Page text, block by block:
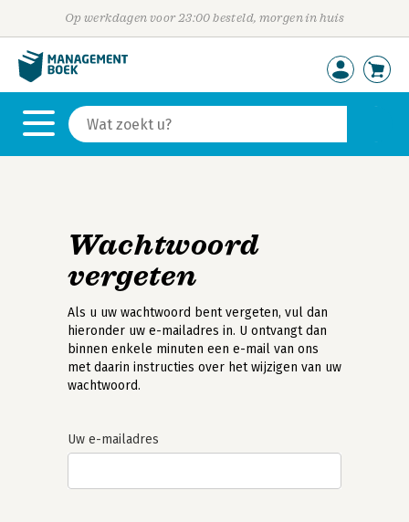
Op werkdagen voor 23:00 besteld, morgen in huis
Wachtwoord
vergeten
Als u uw wachtwoord bent vergeten, vul dan
hieronder uw e-mailadres in. U ontvangt dan
binnen enkele minuten een e-mail van ons
met daarin instructies over het wijzigen van uw
wachtwoord.
Uw e-mailadres